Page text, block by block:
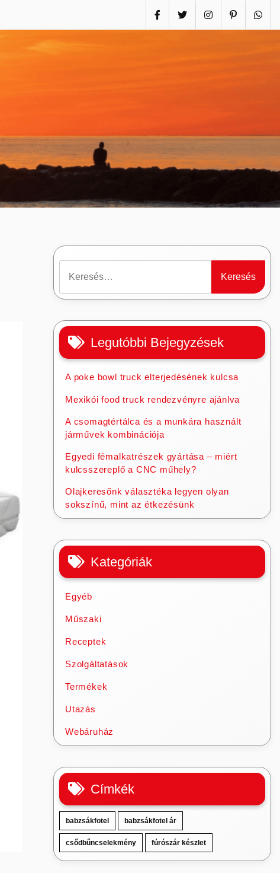
Legutóbbi Bejegyzések
A poke bowl truck elterjedésének kulcsa
Mexikói food truck rendezvényre ajánlva
A csomagtértálca és a munkára használt
járművek kombinációja
Egyedi fémalkatrészek gyártása – miért
kulcsszereplő a CNC műhely?
Olajkeresőnk választéka legyen olyan
sokszínű, mint az étkezésünk
Kategóriák
Egyéb
Műszaki
Receptek
Szolgáltatások
Termékek
Utazás
Webáruház
Címkék
babzsákfotel babzsákfotel ár
csődbűncselekmény fúrószár készlet